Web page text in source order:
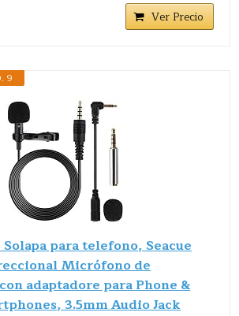
Ver Precio
9
para telefono, Seacue
Micrófono de
adaptadore para Phone &
3.5mm Audio Jack